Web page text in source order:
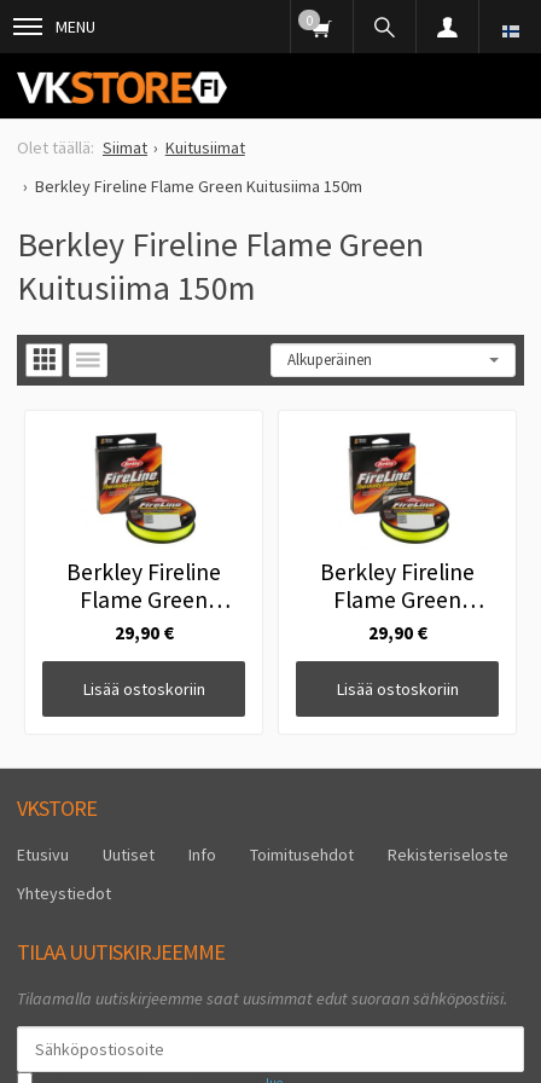
MENU 0
Siimat
Kuitusiimat
Berkley Fireline Flame Green Kuitusiima 150m
Berkley Fireline Flame Green
Kuitusiima 150m
Berkley Fireline
Flame Green
Kuitusiima 150m
0.20mm 13,90kg
29,90 €
Lisää ostoskoriin
Berkley Fireline
Flame Green
Kuitusiima 150m
0.25mm 18,4kg
29,90 €
Lisää ostoskoriin
VKSTORE
Etusivu Uutiset Info Toimitusehdot
Rekisteriseloste
Yhteystiedot
TILAA UUTISKIRJEEMME
Tilaamalla uutiskirjeemme saat uusimmat edut suoraan sähköpostiisi.